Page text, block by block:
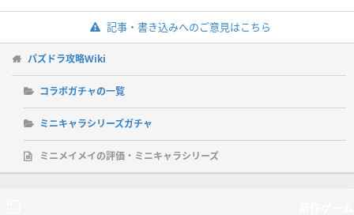
記事・書き込みへのご意見はこちら
パズドラ攻略Wiki
コラボガチャの一覧
ミニキャラシリーズガチャ
ミニメイメイの評価・ミニキャラシリーズ